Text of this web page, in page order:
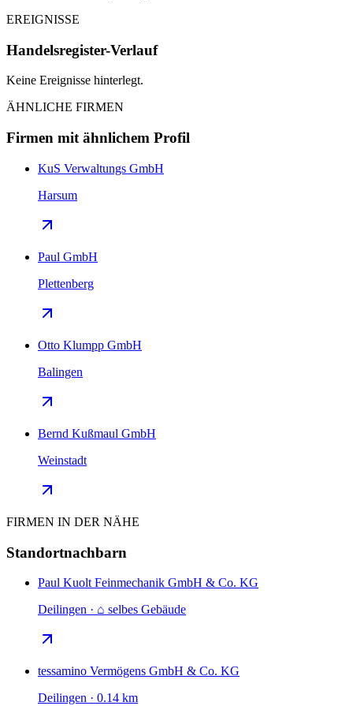
EREIGNISSE
Handelsregister-Verlauf
Keine Ereignisse hinterlegt.
ÄHNLICHE FIRMEN
Firmen mit ähnlichem Profil
KuS Verwaltungs GmbH
Harsum
Paul GmbH
Plettenberg
Otto Klumpp GmbH
Balingen
Bernd Kußmaul GmbH
Weinstadt
FIRMEN IN DER NÄHE
Standortnachbarn
Paul Kuolt Feinmechanik GmbH & Co. KG
Deilingen · ⌂ selbes Gebäude
tessamino Vermögens GmbH & Co. KG
Deilingen · 0.14 km